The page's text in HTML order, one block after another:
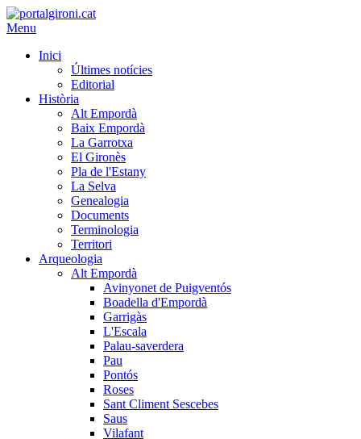
Menu
Inici
Últimes notícies
Editorial
Història
Alt Empordà
Baix Empordà
La Garrotxa
El Gironès
Pla de l'Estany
La Selva
Genealogia
Documents
Terminologia
Territori
Arqueologia
Alt Empordà
Avinyonet de Puigventós
Boadella d'Empordà
Garrigàs
L'Escala
Palau-saverdera
Pau
Pontós
Roses
Sant Climent Sescebes
Saus
Vilafant